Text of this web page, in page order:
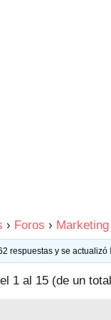
› Foros ›
respuestas y se actualizó
1 al 15 (de un